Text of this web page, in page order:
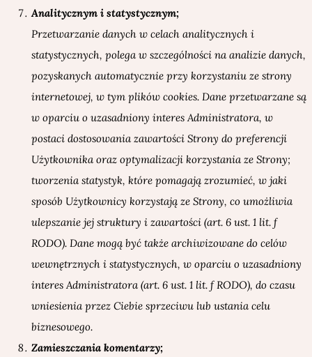
Analitycznym i statystycznym;
Przetwarzanie danych w celach analitycznych i
statystycznych, polega w szczególności na analizie danych,
pozyskanych automatycznie przy korzystaniu ze strony
internetowej, w tym plików cookies. Dane przetwarzane są
w oparciu o uzasadniony interes Administratora, w
postaci dostosowania zawartości Strony do preferencji
Użytkownika oraz optymalizacji korzystania ze Strony;
tworzenia statystyk, które pomagają zrozumieć, w jaki
sposób Użytkownicy korzystają ze Strony, co umożliwia
ulepszanie jej struktury i zawartości (art. 6 ust. 1 lit. f
RODO). Dane mogą być także archiwizowane do celów
wewnętrznych i statystycznych, w oparciu o uzasadniony
interes Administratora (art. 6 ust. 1 lit. f RODO), do czasu
wniesienia przez Ciebie sprzeciwu lub ustania celu
biznesowego.
Zamieszczania komentarzy;